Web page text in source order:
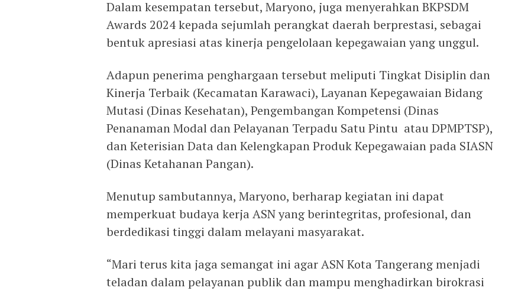
Dalam kesempatan tersebut, Maryono, juga menyerahkan BKPSDM
Awards 2024 kepada sejumlah perangkat daerah berprestasi, sebagai
bentuk apresiasi atas kinerja pengelolaan kepegawaian yang unggul.
Adapun penerima penghargaan tersebut meliputi Tingkat Disiplin dan
Kinerja Terbaik (Kecamatan Karawaci), Layanan Kepegawaian Bidang
Mutasi (Dinas Kesehatan), Pengembangan Kompetensi (Dinas
Penanaman Modal dan Pelayanan Terpadu Satu Pintu atau DPMPTSP),
dan Keterisian Data dan Kelengkapan Produk Kepegawaian pada SIASN
(Dinas Ketahanan Pangan).
Menutup sambutannya, Maryono, berharap kegiatan ini dapat
memperkuat budaya kerja ASN yang berintegritas, profesional, dan
berdedikasi tinggi dalam melayani masyarakat.
“Mari terus kita jaga semangat ini agar ASN Kota Tangerang menjadi
teladan dalam pelayanan publik dan mampu menghadirkan birokrasi